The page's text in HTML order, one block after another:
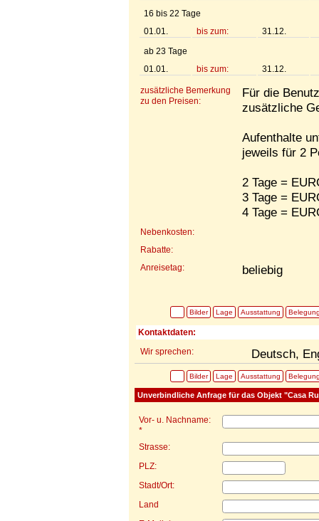
16 bis 22 Tage
01.01.
bis zum:
31.12.
ab 23 Tage
01.01.
bis zum: 31.12.
zusätzliche Bemerkung
zu den Preisen:
Für die
zusätzliche
Aufenthalte
jeweils für 2
2 Tage =
3 Tage =
4 Tage =
Nebenkosten:
Rabatte:
Anreisetag:
beliebig
Bilder Lage Ausstattung
Kontaktdaten:
Wir sprechen:
Deutsch,
Bilder Lage Ausstattung
Unverbindliche Anfrage für das Objekt "Casa
Vor- u. Nachname:
*
Strasse:
PLZ:
Stadt/Ort:
Land